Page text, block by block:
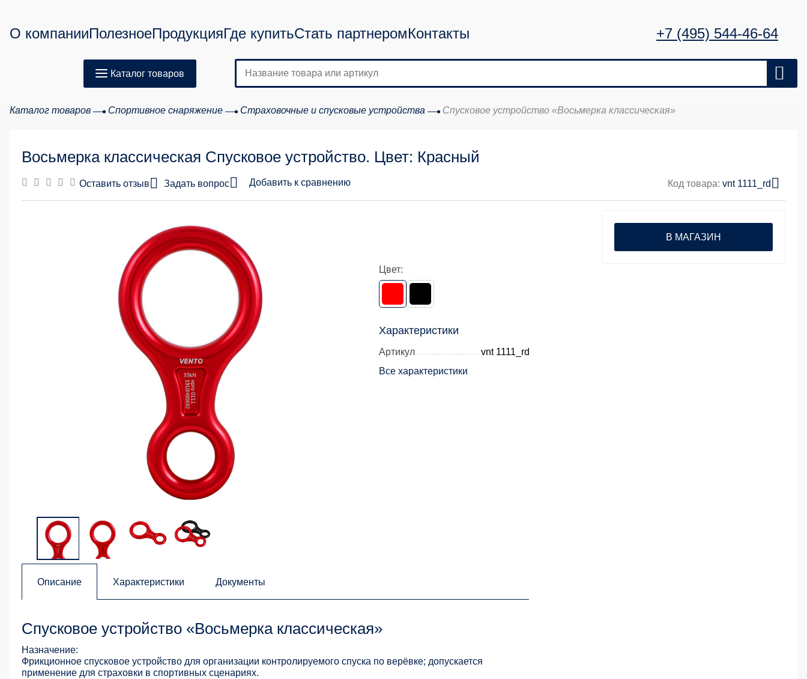
О компанииПолезноеПродукцияГде купитьСтать партнеромКонтакты +7 (495) 544-46-64
Каталог товаров
Каталог товаров Спортивное снаряжение Страховочные и спусковые устройства Cпусковое устройство «Восьмерка классическая»
Восьмерка классическая Спусковое устройство. Цвет: Красный
Оставить отзыв Задать вопрос Добавить к сравнению Код товара: vnt 1111_rd
Цвет:
Характеристики
Артикул
vnt 1111_rd
Все характеристики
В МАГАЗИН
Описание Характеристики Документы
Cпусковое устройство «Восьмерка классическая»
Назначение:
Фрикционное спусковое устройство для организации контролируемого спуска по верёвке; допускается
применение для страховки в спортивных сценариях.